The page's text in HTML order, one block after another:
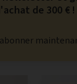
de 300 € !